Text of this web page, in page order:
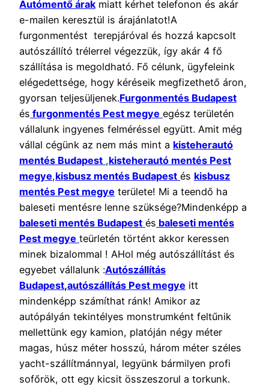
Autómentő árakmiatt kérhet telefonon és akár
e-mailen keresztül is árajánlatot!A
furgonmentést terepjáróval és hozzá kapcsolt
autószállító trélerrel végezzük, így akár 4 fő
szállítása is megoldható. Fő célunk, ügyfeleink
elégedettsége, hogy kéréseik megfizethető áron,
gyorsan teljesüljenek.Furgonmentés Budapest
és furgonmentés Pest megye egész területén
vállalunk ingyenes felméréssel együtt. Amit még
vállal cégünk az nem más mint a kisteherautó
mentés Budapest ,kisteherautó mentés Pest
megye,kisbusz mentés Budapest és kisbusz
mentés Pest megye területe! Mi a teendő ha
baleseti mentésre lenne szüksége?Mindenképp a
baleseti mentés Budapest és baleseti mentés
Pest megye teürletén történt akkor keressen
minek bizalommal ! AHol még autószállítást és
egyebet vállalunk :Autószállítás
Budapest,autószállítás Pest megye itt
mindenképp számíthat ránk! Amikor az
autópályán tekintélyes monstrumként feltűnik
mellettünk egy kamion, platóján négy méter
magas, húsz méter hosszú, három méter széles
yacht-szállítmánnyal, legyünk bármilyen profi
sofőrök, ott egy kicsit összeszorul a torkunk.